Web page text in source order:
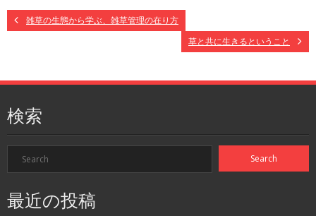
雑草の生態から学ぶ、雑草管理の在り方
草と共に生きるということ
検索
最近の投稿